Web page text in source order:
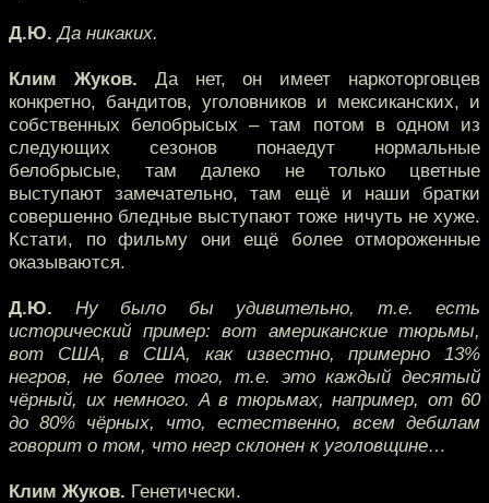
Д.Ю. Да никаких.
Клим Жуков. Да нет, он имеет наркоторговцев
конкретно, бандитов, уголовников и мексиканских, и
собственных белобрысых – там потом в одном из
следующих сезонов понаедут нормальные
белобрысые, там далеко не только цветные
выступают замечательно, там ещё и наши братки
совершенно бледные выступают тоже ничуть не хуже.
Кстати, по фильму они ещё более отмороженные
оказываются.
Д.Ю. Ну было бы удивительно, т.е. есть
исторический пример: вот американские тюрьмы,
вот США, в США, как известно, примерно 13%
негров, не более того, т.е. это каждый десятый
чёрный, их немного. А в тюрьмах, например, от 60
до 80% чёрных, что, естественно, всем дебилам
говорит о том, что негр склонен к уголовщине…
Клим Жуков. Генетически.